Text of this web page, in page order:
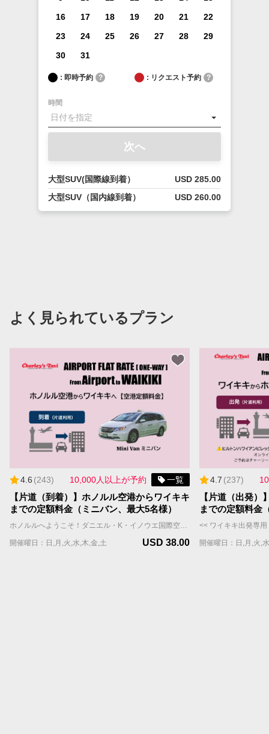
16
17 18 19 20 21
22
23
24 25 26 27 28
29
30
31
: 即時予約 ? : リクエスト予約 ?
時間
次へ
大型SUV(国際線到着）
USD 285.00
大型SUV（国内線到着）
USD 260.00
よく見られているプラン
4.6 (243) 10,000人以上が予約 一覧
【片道（到着）】ホノルル空港からワイキキ
までの定額料金（ミニバン、最大5名様）
ホノルルへようこそ！ダニエル・K・イノウエ国際空港（ホノルル空港・HNL）からワイキキのホテルや宿泊施設まで、チャーリーズタクシーの【空港定額料金】送迎サービスをご利用ください。 当社の広々としたミニバンは最大5名様まで乗車可能（スーツケースと手荷物はおひとり様1個まで）、快適な移動ができます。 また、定額料金は渋滞などの交通状況に関係なく、定額料金が適用されるため、追加チャージの心配もありません。 **** 重要 **** ・【空港定額料金】はWill Call(ウィルコール）方式です。ホノルル空港到着後、国際線FIT出口を出た後、ポータルサイトまたはお電話にてタクシーの配車をご依頼いただきます。チャーリーズタクシーは、お客様の配車依頼を受信後、速やかにタクシーを向かわせますが、混雑時などはお待ちいただく場合もございます。予めご了承の上でお申し込みください。 ・【空港定額料金】をご利用のお客様へのご案内 https://jp.charleystaxi.com/article/airportportal_jp ・少しでも早く空港からご移動されたいお客様は【プライオリティ予約】や【VIPフルサービスパッケージ】のご利用をおすすめします。 ・【定額料金】にチップ(18%)・予約手数料(9%)は含まれておらず、決済画面で加算されます。 ・需要が高いため、航空便と宿泊先が決まり次第、お早めにご予約ください。往復のご予約をお勧めします。 ご予約に関するご質問はお気軽にお問い合わせください。 jsd@charleystaxi.com
開催曜日：日,月,火,水,木,金,土 USD 38.00
4.7 (237)
【片道（出発）
までの定額料金
開催曜日：日,月,火,